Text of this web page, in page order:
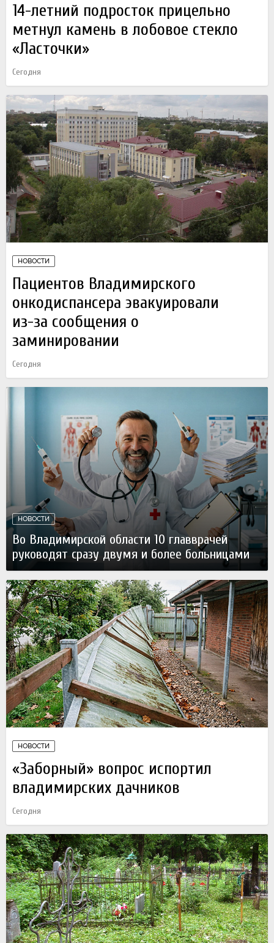
14-летний подросток прицельно
метнул камень в лобовое стекло
«Ласточки»
Сегодня
НОВОСТИ
Пациентов Владимирского
онкодиспансера эвакуировали
из-за сообщения о
заминировании
Сегодня
НОВОСТИ
Во Владимирской области 10 главврачей
руководят сразу двумя и более больницами
НОВОСТИ
«Заборный» вопрос испортил
владимирских дачников
Сегодня